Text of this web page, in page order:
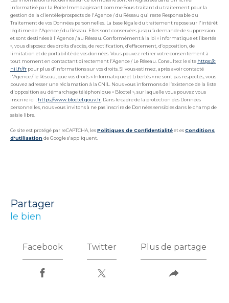
informatisé par La Boite Immo agissant comme Sous-traitant du traitement pour la
gestion de la clientèle/prospects de l'Agence / du Réseau qui reste Responsable du
Traitement de vos Données personnelles. La base légale du traitement repose sur l'intérêt
légitime de l'Agence / du Réseau. Elles sont conservées jusqu'à demande de suppression
et sont destinées à l'Agence / au Réseau. Conformément à la loi « informatique et libertés
», vous disposez des droits d’accès, de rectification, d’effacement, d’opposition, de
limitation et de portabilité de vos données. Vous pouvez retirer votre consentement à
tout moment en contactant directement l’Agence / Le Réseau. Consultez le site https://c
nil.fr/fr pour plus d’informations sur vos droits. Si vous estimez, après avoir contacté
l'Agence / le Réseau, que vos droits « Informatique et Libertés » ne sont pas respectés, vous
pouvez adresser une réclamation à la CNIL. Nous vous informons de l’existence de la liste
d'opposition au démarchage téléphonique « Bloctel », sur laquelle vous pouvez vous
inscrire ici : https://www.bloctel.gouv.fr. Dans le cadre de la protection des Données
personnelles, nous vous invitons à ne pas inscrire de Données sensibles dans le champ de
saisie libre.
Ce site est protégé par reCAPTCHA, lesPolitiques de Confidentialitéet esConditions
d'utilisationde Google s'appliquent.
partager
le bien
Facebook Twitter Plus de partage